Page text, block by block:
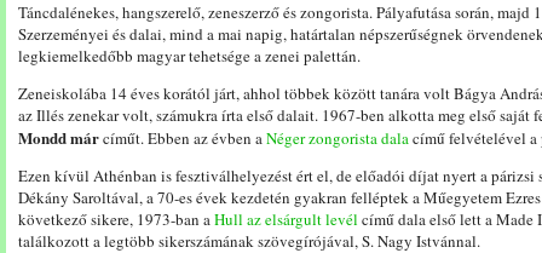
Táncdalénekes, hangszerelő, zeneszerző és zongorista. Pályafutása során, majd
Szerzeményei és dalai, mind a mai napig, határtalan népszerűségnek
legkiemelkedőbb magyar tehetsége a zenei palettán.
Zeneiskolába 14 éves korától járt, ahhol többek között tanára volt Bágya András
az Illés zenekar volt, számukra írta első dalait. 1967-ben alkotta meg első saját
Mondd márcíműt. Ebben az évben aNéger zongorista dalacímű felvételével
Ezen kívül Athénban is fesztiválhelyezést ért el, de előadói díjat nyert a párizsi
Dékány Saroltával, a 70-es évek kezdetén gyakran felléptek a Műegyetem
következő sikere, 1973-ban aHull az elsárgult levél című dala első lett a
találkozott a legtöbb sikerszámának szövegírójával, S. Nagy Istvánnal.